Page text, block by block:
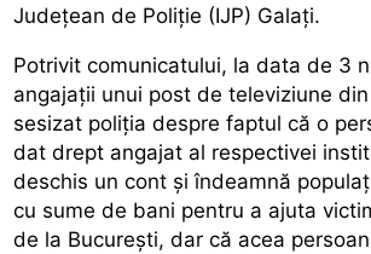
Județean de Poliție (IJP) Galați.
Potrivit comunicatului, la data de 3
angajații unui post de televiziune
sesizat poliția despre faptul că o
dat drept angajat al respectivei
deschis un cont și îndeamnă
cu sume de bani pentru a ajuta
de la București, dar că acea